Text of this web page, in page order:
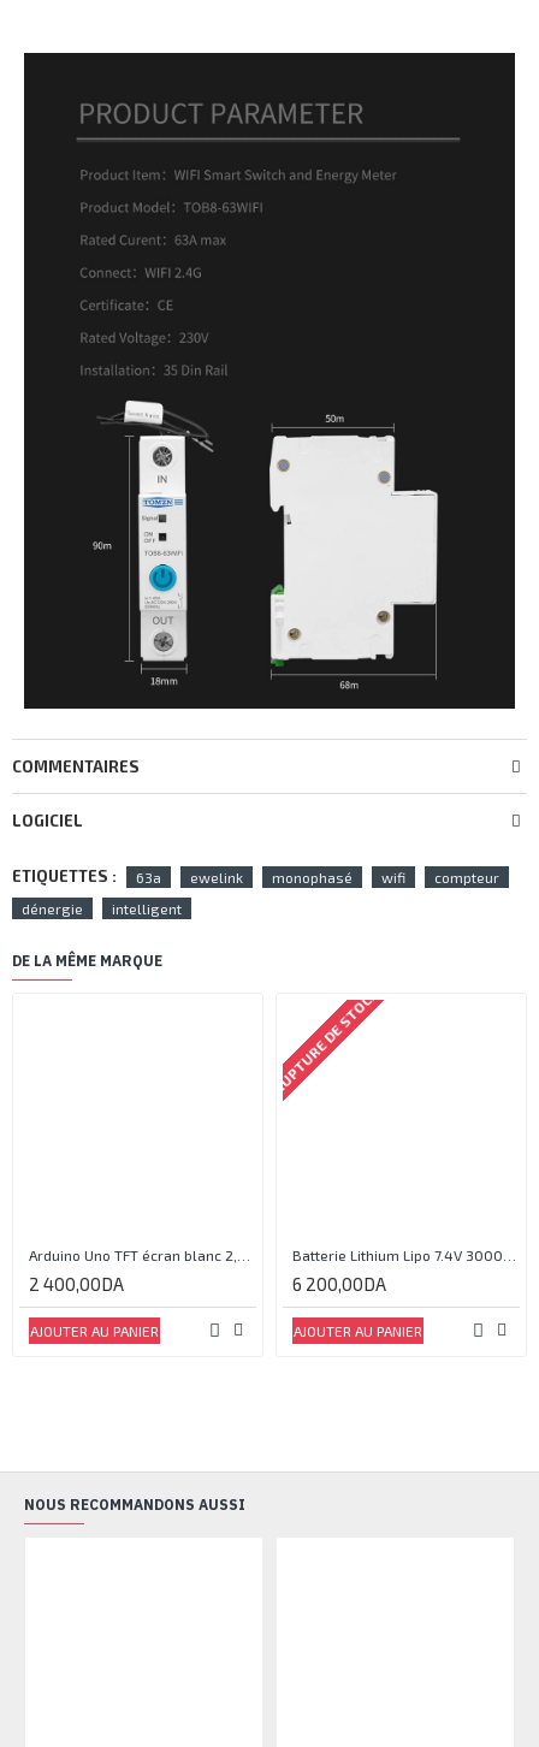
COMMENTAIRES
LOGICIEL
ETIQUETTES : 63a ewelink monophasé wifi
compteur
dénergie
intelligent
DE LA MÊME MARQUE
2 400,00DA
AJOUTER AU PANIER
RUPTURE DE STOCK
6 200,00DA
AJOUTER AU PANIER
NOUS RECOMMANDONS AUSSI